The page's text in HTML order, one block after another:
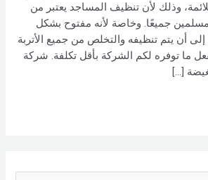
وذلك لأن تنظيف المساجد يعتبر من
جميعًا. وخاصة لأنه مفتوح بشكل
أن يتم تنظيفه والتخلص من جميع الأتربة
ما توفره لكم الشركة بأقل تكلفة. شركة
[…]